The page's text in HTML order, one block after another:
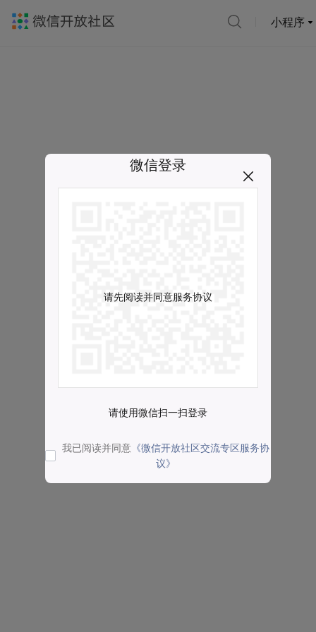
小程序
微信登录
请先阅读并同意服务协议
请使用微信扫一扫登录
我已阅读并同意 《微信开放社区交流专区服务协
议》